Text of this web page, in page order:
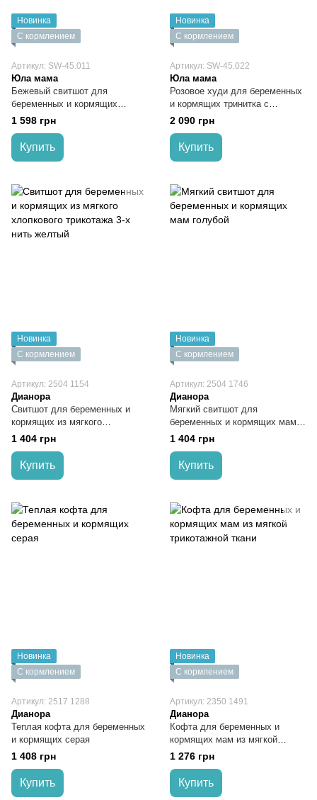
Новинка
С кормлением
Артикул: SW-45.011
Юла мама
Бежевый свитшот для
беременных и кормящих
трикотажный с начесом
1 598 грн
Купить
Новинка
С кормлением
Артикул: SW-45.022
Юла мама
Розовое худи для беременных
и кормящих тринитка с
начесом
2 090 грн
Купить
Новинка
С кормлением
Артикул: 2504 1154
Дианора
Свитшот для беременных и
кормящих из мягкого
хлопкового трикотажа 3-х нить
1 404 грн
Купить
Новинка
С кормлением
Артикул: 2504 1746
Дианора
Мягкий свитшот для
беременных и кормящих мам
голубой
1 404 грн
Купить
Новинка
С кормлением
Артикул: 2517 1288
Дианора
Теплая кофта для беременных
и кормящих серая
1 408 грн
Купить
Новинка
С кормлением
Артикул: 2350 1491
Дианора
Кофта для беременных и
кормящих мам из мягкой
трикотажной ткани
1 276 грн
Купить